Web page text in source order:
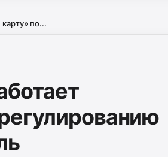
по...